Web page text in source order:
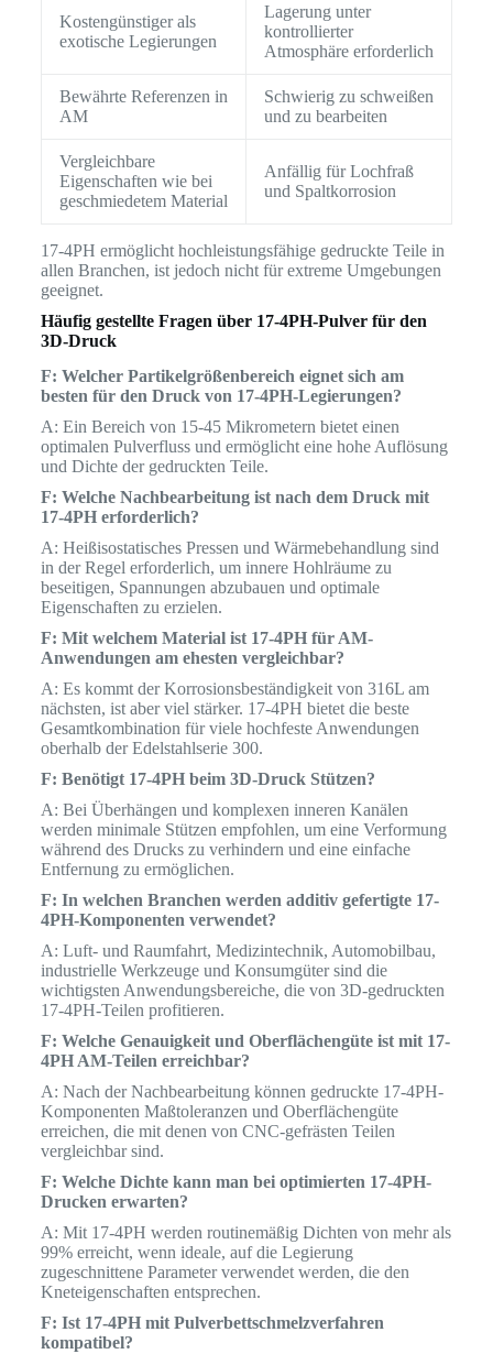
Kostengünstiger als
exotische Legierungen
Lagerung unter
kontrollierter
Atmosphäre erforderlich
Bewährte Referenzen in
AM
Schwierig zu schweißen
und zu bearbeiten
Vergleichbare
Eigenschaften wie bei
geschmiedetem Material
Anfällig für Lochfraß
und Spaltkorrosion
17-4PH ermöglicht hochleistungsfähige gedruckte Teile in
allen Branchen, ist jedoch nicht für extreme Umgebungen
geeignet.
Häufig gestellte Fragen über 17-4PH-Pulver für den
3D-Druck
F: Welcher Partikelgrößenbereich eignet sich am
besten für den Druck von 17-4PH-Legierungen?
A: Ein Bereich von 15-45 Mikrometern bietet einen
optimalen Pulverfluss und ermöglicht eine hohe Auflösung
und Dichte der gedruckten Teile.
F: Welche Nachbearbeitung ist nach dem Druck mit
17-4PH erforderlich?
A: Heißisostatisches Pressen und Wärmebehandlung sind
in der Regel erforderlich, um innere Hohlräume zu
beseitigen, Spannungen abzubauen und optimale
Eigenschaften zu erzielen.
F: Mit welchem Material ist 17-4PH für AM-
Anwendungen am ehesten vergleichbar?
A: Es kommt der Korrosionsbeständigkeit von 316L am
nächsten, ist aber viel stärker. 17-4PH bietet die beste
Gesamtkombination für viele hochfeste Anwendungen
oberhalb der Edelstahlserie 300.
F: Benötigt 17-4PH beim 3D-Druck Stützen?
A: Bei Überhängen und komplexen inneren Kanälen
werden minimale Stützen empfohlen, um eine Verformung
während des Drucks zu verhindern und eine einfache
Entfernung zu ermöglichen.
F: In welchen Branchen werden additiv gefertigte 17-
4PH-Komponenten verwendet?
A: Luft- und Raumfahrt, Medizintechnik, Automobilbau,
industrielle Werkzeuge und Konsumgüter sind die
wichtigsten Anwendungsbereiche, die von 3D-gedruckten
17-4PH-Teilen profitieren.
F: Welche Genauigkeit und Oberflächengüte ist mit 17-
4PH AM-Teilen erreichbar?
A: Nach der Nachbearbeitung können gedruckte 17-4PH-
Komponenten Maßtoleranzen und Oberflächengüte
erreichen, die mit denen von CNC-gefrästen Teilen
vergleichbar sind.
F: Welche Dichte kann man bei optimierten 17-4PH-
Drucken erwarten?
A: Mit 17-4PH werden routinemäßig Dichten von mehr als
99% erreicht, wenn ideale, auf die Legierung
zugeschnittene Parameter verwendet werden, die den
Kneteigenschaften entsprechen.
F: Ist 17-4PH mit Pulverbettschmelzverfahren
kompatibel?